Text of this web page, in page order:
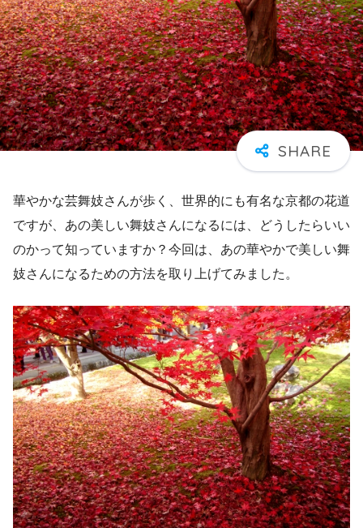
華やかな芸舞妓さんが歩く、世界的にも有名な京都の花道
ですが、あの美しい舞妓さんになるには、どうしたらいい
のかって知っていますか？今回は、あの華やかで美しい舞
妓さんになるための方法を取り上げてみました。